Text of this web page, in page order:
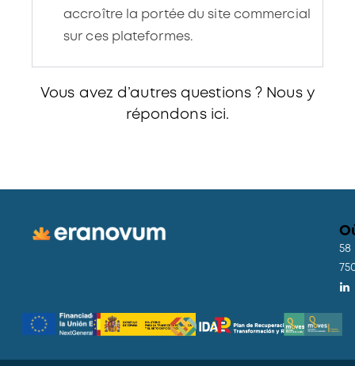
sur ces plateformes.
répondonsici.
58